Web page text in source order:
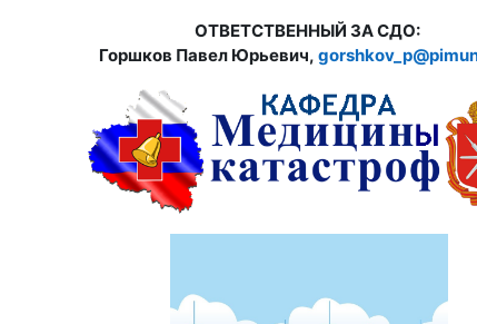
ОТВЕТСТВЕННЫЙ ЗА СДО:
Горшков Павел Юрьевич,